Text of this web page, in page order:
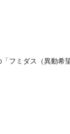
フミダス（異動希